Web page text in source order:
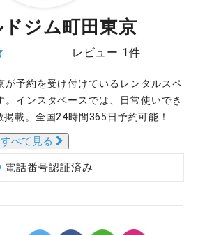
ドジム町田東京
レビュー 1件
が予約を受け付けているレンタルスペ
。インスタベースでは、日常使いでき
載。全国24時間365日予約可能！
べて見る
電話番号認証済み